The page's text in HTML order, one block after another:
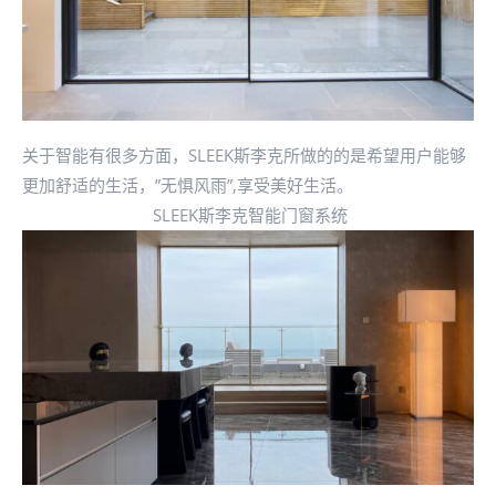
关于智能有很多方面，SLEEK斯李克所做的的是希望用户能够
更加舒适的生活，”无惧风雨”,享受美好生活。
SLEEK斯李克智能门窗系统